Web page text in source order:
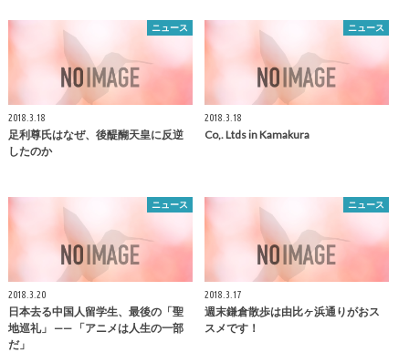
ニュース
2018.3.18
足利尊氏はなぜ、後醍醐天皇に反逆
したのか
ニュース
2018.3.18
Co,. Ltds inKamakura
ニュース
2018.3.20
日本去る中国人留学生、最後の「聖
地巡礼」 —— 「アニメは人生の一部
だ」
ニュース
2018.3.17
週末鎌倉散歩は由比ヶ浜通りがおス
スメです！